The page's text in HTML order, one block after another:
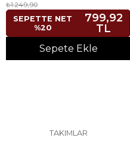
₺1.249,90
SEPETTE NET
%20
799,92
TL
Sepete Ekle
TAKIMLAR